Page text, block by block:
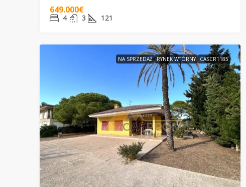
649.000€
4 3 121
NA SPRZEDAŻ RYNEK WTÓRNY CASCR1185